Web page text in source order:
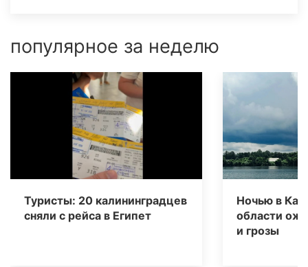
популярное за неделю
Туристы: 20 калининградцев
сняли с рейса в Египет
Ночью в
области
и грозы